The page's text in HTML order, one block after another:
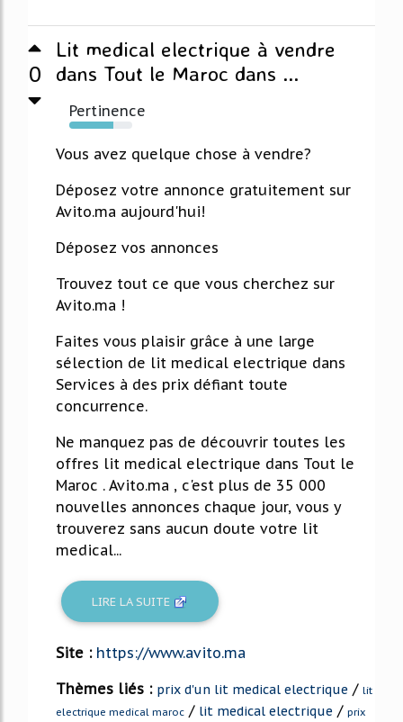
0
Lit medical electrique à vendre
dans Tout le Maroc dans ...
Pertinence
70%
Vous avez quelque chose à vendre?
Déposez votre annonce gratuitement sur
Avito.ma aujourd'hui!
Déposez vos annonces
Trouvez tout ce que vous cherchez sur
Avito.ma !
Faites vous plaisir grâce à une large
sélection de lit medical electrique dans
Services à des prix défiant toute
concurrence.
Ne manquez pas de découvrir toutes les
offres lit medical electrique dans Tout le
Maroc . Avito.ma , c'est plus de 35 000
nouvelles annonces chaque jour, vous y
trouverez sans aucun doute votre lit
medical...
LIRE LA SUITE
Site : https://www.avito.ma
Thèmes liés : prix d'un lit medical electrique / lit
electrique medical maroc / lit medical electrique / prix